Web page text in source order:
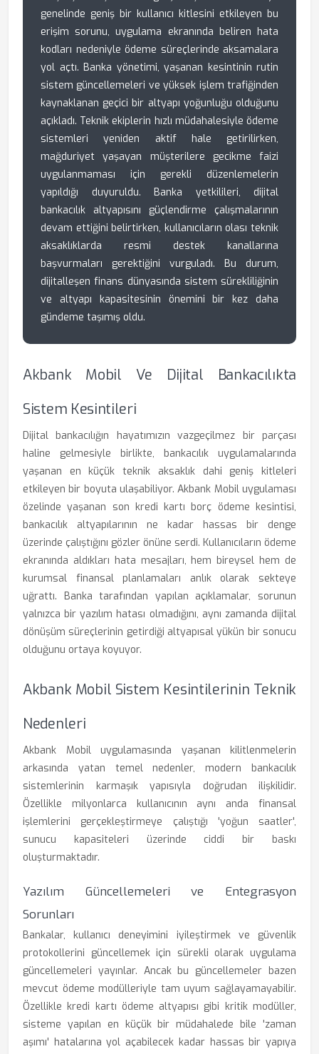
genelinde geniş bir kullanıcı kitlesini etkileyen bu
erişim sorunu, uygulama ekranında beliren hata
kodları nedeniyle ödeme süreçlerinde aksamalara
yol açtı. Banka yönetimi, yaşanan kesintinin rutin
sistem güncellemeleri ve yüksek işlem trafiğinden
kaynaklanan geçici bir altyapı yoğunluğu olduğunu
açıkladı. Teknik ekiplerin hızlı müdahalesiyle ödeme
sistemleri yeniden aktif hale getirilirken,
mağduriyet yaşayan müşterilere gecikme faizi
uygulanmaması için gerekli düzenlemelerin
yapıldığı duyuruldu. Banka yetkilileri, dijital
bankacılık altyapısını güçlendirme çalışmalarının
devam ettiğini belirtirken, kullanıcıların olası teknik
aksaklıklarda resmi destek kanallarına
başvurmaları gerektiğini vurguladı. Bu durum,
dijitalleşen finans dünyasında sistem sürekliliğinin
ve altyapı kapasitesinin önemini bir kez daha
gündeme taşımış oldu.
Akbank Mobil Ve Dijital Bankacılıkta
Sistem Kesintileri
Dijital bankacılığın hayatımızın vazgeçilmez bir parçası
haline gelmesiyle birlikte, bankacılık uygulamalarında
yaşanan en küçük teknik aksaklık dahi geniş kitleleri
etkileyen bir boyuta ulaşabiliyor. Akbank Mobil uygulaması
özelinde yaşanan son kredi kartı borç ödeme kesintisi,
bankacılık altyapılarının ne kadar hassas bir denge
üzerinde çalıştığını gözler önüne serdi. Kullanıcıların ödeme
ekranında aldıkları hata mesajları, hem bireysel hem de
kurumsal finansal planlamaları anlık olarak sekteye
uğrattı. Banka tarafından yapılan açıklamalar, sorunun
yalnızca bir yazılım hatası olmadığını, aynı zamanda dijital
dönüşüm süreçlerinin getirdiği altyapısal yükün bir sonucu
olduğunu ortaya koyuyor.
Akbank Mobil Sistem Kesintilerinin Teknik
Nedenleri
Akbank Mobil uygulamasında yaşanan kilitlenmelerin
arkasında yatan temel nedenler, modern bankacılık
sistemlerinin karmaşık yapısıyla doğrudan ilişkilidir.
Özellikle milyonlarca kullanıcının aynı anda finansal
işlemlerini gerçekleştirmeye çalıştığı 'yoğun saatler',
sunucu kapasiteleri üzerinde ciddi bir baskı
oluşturmaktadır.
Yazılım Güncellemeleri ve Entegrasyon
Sorunları
Bankalar, kullanıcı deneyimini iyileştirmek ve güvenlik
protokollerini güncellemek için sürekli olarak uygulama
güncellemeleri yayınlar. Ancak bu güncellemeler bazen
mevcut ödeme modülleriyle tam uyum sağlayamayabilir.
Özellikle kredi kartı ödeme altyapısı gibi kritik modüller,
sisteme yapılan en küçük bir müdahalede bile 'zaman
aşımı' hatalarına yol açabilecek kadar hassas bir yapıya